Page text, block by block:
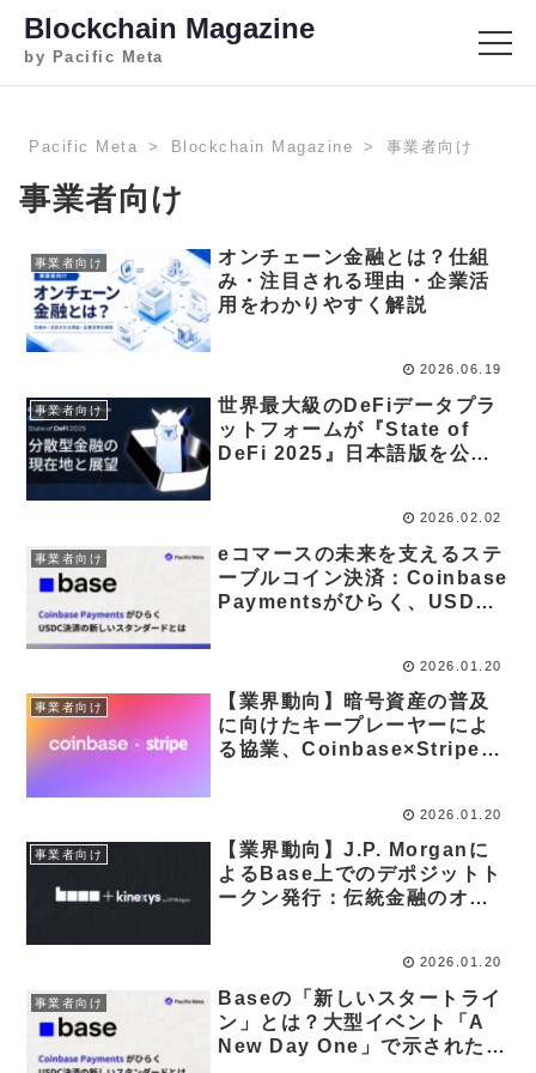
Blockchain Magazine
by Pacific Meta
Pacific Meta Blockchain Magazine 事業者向け
事業者向け
事業者向け
オンチェーン金融とは？仕組
み・注目される理由・企業活
用をわかりやすく解説
2026.06.19
事業者向け
世界最大級のDeFiデータプラ
ットフォームが『State of
DeFi 2025』日本語版を公開
2026.02.02
事業者向け
eコマースの未来を支えるステ
ーブルコイン決済：Coinbase
Paymentsがひらく、USDC
2026.01.20
事業者向け
【業界動向】暗号資産の普及
に向けたキープレーヤーによ
る協業、Coinbase×Stripeの
2026.01.20
事業者向け
【業界動向】J.P. Morganに
よるBase上でのデポジットト
ークン発行：伝統金融のオン
2026.01.20
事業者向け
Baseの「新しいスタートライ
ン」とは？大型イベント「A
New Day One」で示された、